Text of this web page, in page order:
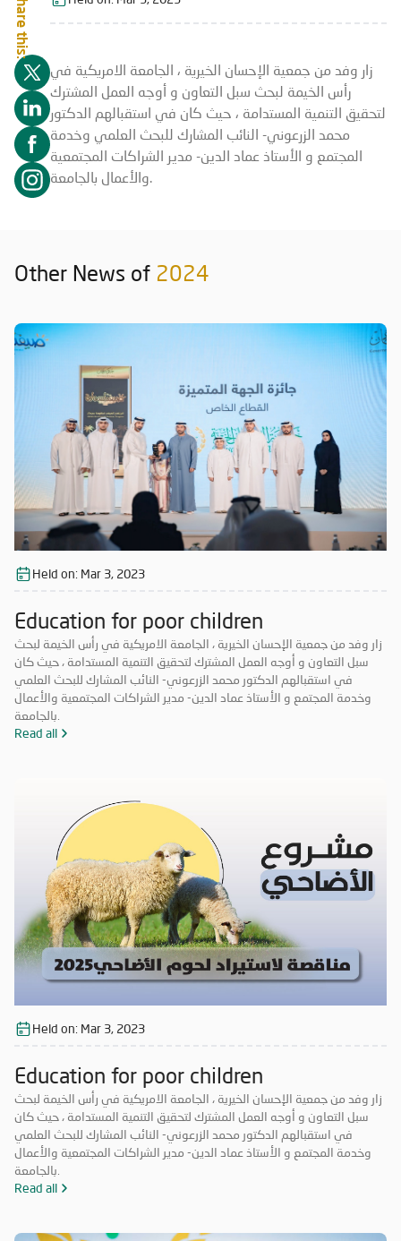
Share this:
زار وفد من جمعية الإحسان الخيرية ، الجامعة الامريكية في
رأس الخيمة لبحث سبل التعاون و أوجه العمل المشترك
لتحقيق التنمية المستدامة ، حيث كان في استقبالهم الدكتور
محمد الزرعوني- النائب المشارك للبحث العلمي وخدمة
المجتمع و الأستاذ عماد الدين- مدير الشراكات المجتمعية
والأعمال بالجامعة.
Other News of 2024
Held on: Mar 3, 2023
Education for poor children
زار وفد من جمعية الإحسان الخيرية ، الجامعة الامريكية في رأس الخيمة لبحث
سبل التعاون و أوجه العمل المشترك لتحقيق التنمية المستدامة ، حيث كان
في استقبالهم الدكتور محمد الزرعوني- النائب المشارك للبحث العلمي
وخدمة المجتمع و الأستاذ عماد الدين- مدير الشراكات المجتمعية والأعمال
Read all
Held on: Mar 3, 2023
Education for poor children
زار وفد من جمعية الإحسان الخيرية ، الجامعة الامريكية في رأس الخيمة لبحث
سبل التعاون و أوجه العمل المشترك لتحقيق التنمية المستدامة ، حيث كان
في استقبالهم الدكتور محمد الزرعوني- النائب المشارك للبحث العلمي
وخدمة المجتمع و الأستاذ عماد الدين- مدير الشراكات المجتمعية والأعمال
Read all